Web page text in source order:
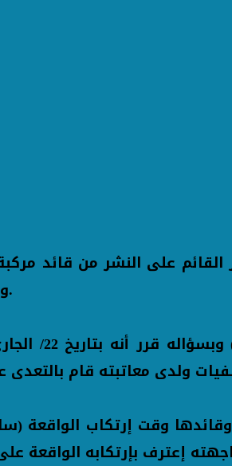
على النشر من قائد
وتهديده بسلاح أبيض بالإسكندرية.
بالفحص أمكن تحديد
وقت إرتكاب الواقعة